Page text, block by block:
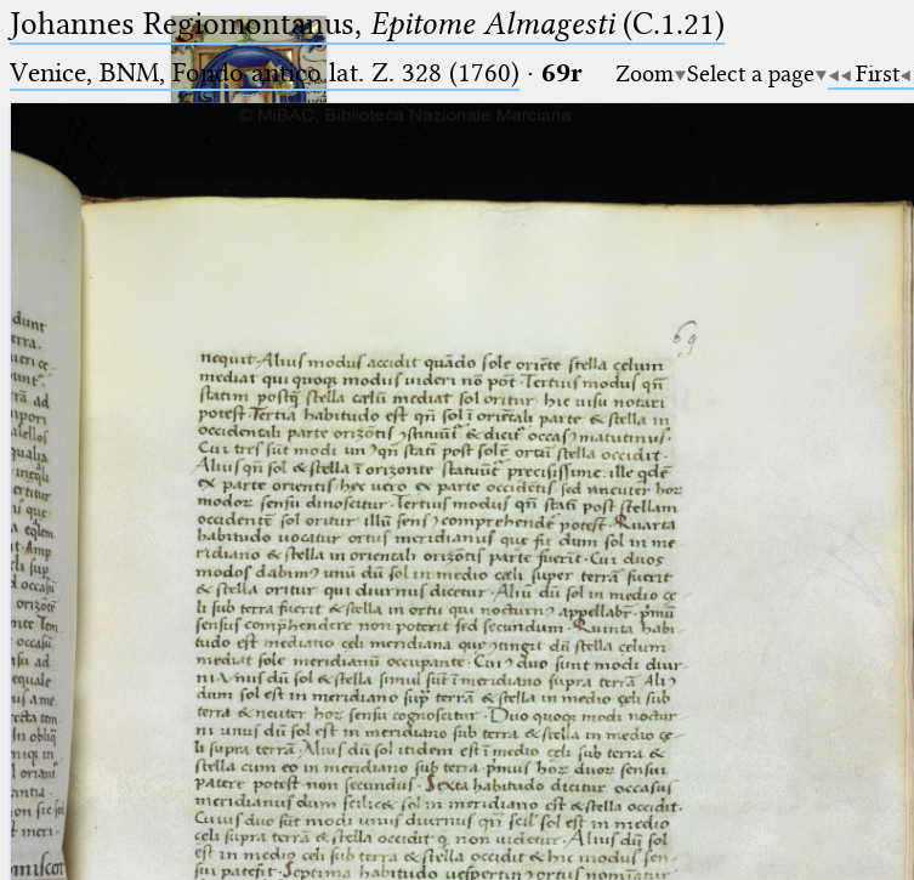
_
(the underscore) is the placeholder
for exactly one character.
%
(the percent sign) is the
placeholder for no, one or more
than one character.
%%
(two percent signs) is the
placeholder for no, one or more
than one character, but not for
blank space (so that a search ends
at word boundaries).
Start
Project
Team
News
Jobs
Publications
Conference
Arabic Works
Arabic Manuscripts
Latin Works
Latin Manuscripts
Latin Early Prints
Johannes Regiomontanus, Epitome Almagesti(C.1.21)
Venice, BNM, Fondo antico lat. Z. 328 (1760) · 69r Zoom Select a page First